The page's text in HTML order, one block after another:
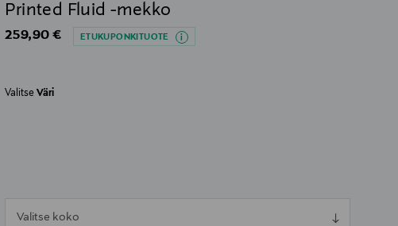
Printed Fluid -mekko
Original Price
259,90 € ETUKUPONKITUOTE
ValitseVäri
Valitse koko